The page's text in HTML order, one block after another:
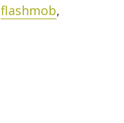
flashmob,